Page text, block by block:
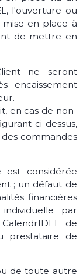
l'ouverture ou
en place à
de mettre en
ne seront
encaissement
en cas de non-
ci-dessus,
commandes
est considérée
; un défaut de
financières
par
de
prestataire de
de toute autre